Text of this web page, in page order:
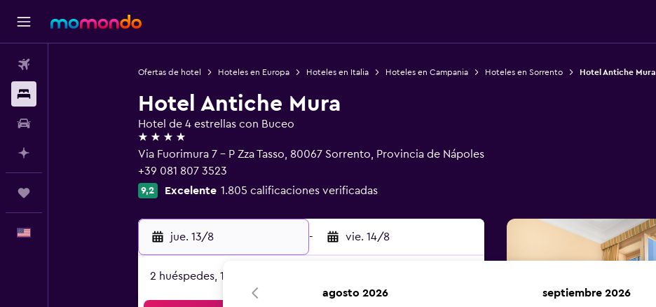
Ofertas de hotel Hoteles en Europa Hoteles en Italia Hoteles en Campania Hoteles en Sorrento Hotel Antiche Mura
Hotel Antiche Mura
Hotel de 4 estrellas con Buceo
4 estrellas
Via Fuorimura 7 - P Zza Tasso, 80067 Sorrento, Provincia de Nápoles
+39 081 807 3523
9,2 Excelente 1.805 calificaciones verificadas
jue. 13/8 - vie. 14/8
2 huéspedes, 1 habitación
agosto 2026 septiembre 2026